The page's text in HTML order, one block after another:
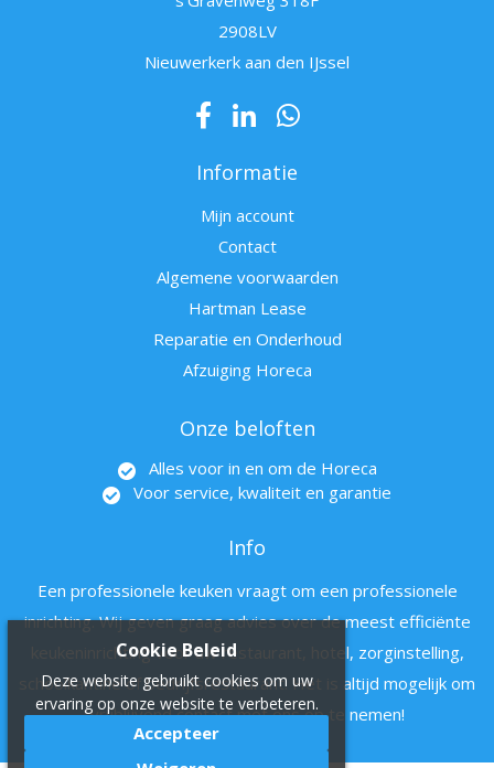
2908LV
Nieuwerkerk aan den IJssel
Informatie
Mijn account
Contact
Algemene voorwaarden
Hartman Lease
Reparatie en Onderhoud
Afzuiging Horeca
Onze beloften
Alles voor in en om de Horeca
Voor service, kwaliteit en garantie
Info
Een professionele keuken vraagt om een professionele
inrichting. Wij geven graag advies over de meest efficiënte
keukeninrichting voor uw restaurant, hotel, zorginstelling,
schoolkantine of bedrijfsrestaurant. Het is altijd mogelijk om
vrijblijvend contact met ons op te nemen!
Cookie Beleid
Deze website gebruikt cookies om uw
ervaring op onze website te verbeteren.
Accepteer